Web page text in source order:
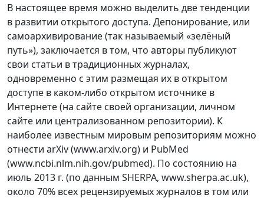
В настоящее время можно выделить две тенденции
в развитии открытого доступа. Депонирование, или
самоархивирование (так называемый «зелёный
путь»), заключается в том, что авторы публикуют
свои статьи в традиционных журналах,
одновременно с этим размещая их в открытом
доступе в каком-либо открытом источнике в
Интернете (на сайте своей организации, личном
сайте или централизованном репозитории). К
наиболее известным мировым репозиториям можно
отнести arXiv (www.arxiv.org) и PubMed
(www.ncbi.nlm.nih.gov/pubmed). По состоянию на
июль 2013 г. (по данным SHERPA, www.sherpa.ac.uk),
около 70% всех рецензируемых журналов в том или